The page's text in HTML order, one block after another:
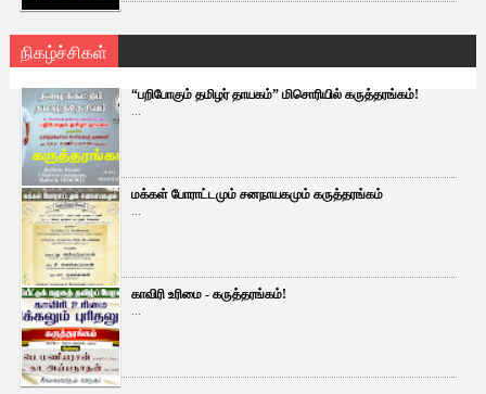
நிகழ்ச்சிகள்
“பறிபோகும் தமிழர் தாயகம்” மிசொரியில் கருத்தரங்கம்!
...
மக்கள் போராட்டமும் சனநாயகமும் கருத்தரங்கம்
...
காவிரி உரிமை - கருத்தரங்கம்!
...